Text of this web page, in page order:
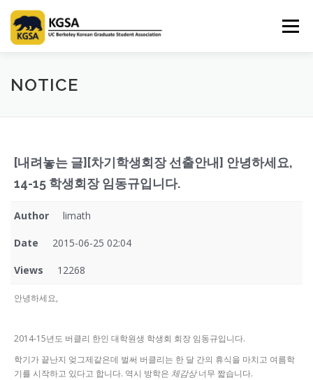
content
Menu
HOME ABOUT US
NOTICE
[내려놓는 글][차기학생회장 선출안내] 안녕하세요,
14-15 학생회장 임동규입니다.
Author limath
Date 2015-06-25 02:04
Views 12268
안녕하세요,
2014-15년도 버클리 한인 대학원생 학생회 회장 임동규입니다.
학기가 끝난지 엊그제같은데 벌써 버클리는 한 달 간의 휴식을 마치고 여름학
기를 시작하고 있다고 합니다. 역시 방학은 체감상너무 짧습니다.